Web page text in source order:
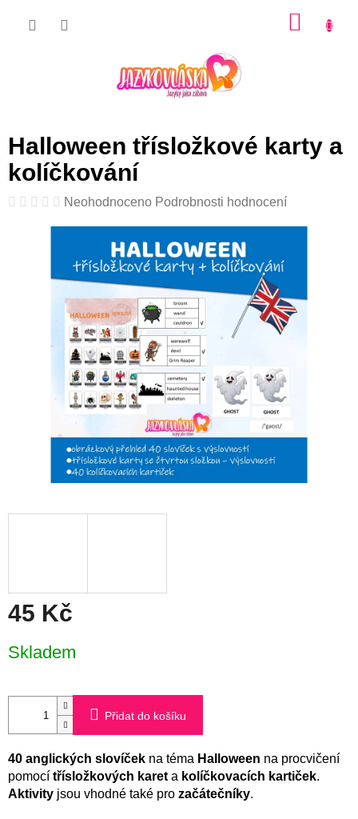
Halloween třísložkové karty a
kolíčkování
Průměrné
produktu
5
hvězdiček.
Neohodnoceno Podrobnosti hodnocení
45 Kč
cena:
Skladem
Přidat do košíku
40 anglických slovíček na téma Halloween na procvičení
pomocí třísložkových karet a kolíčkovacích kartiček.
Aktivity jsou vhodné také pro začátečníky.